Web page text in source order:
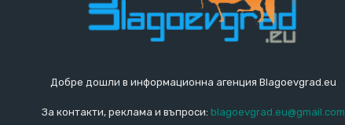
Добре дошли в информационна агенция Blagoevgrad.eu
За контакти, реклама и въпроси: blagoevgrad.eu@gmail.com